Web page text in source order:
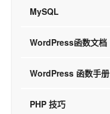
MySQL
WordPress函数文档
WordPress 函数手册
PHP 技巧